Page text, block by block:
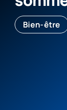
Bien-être